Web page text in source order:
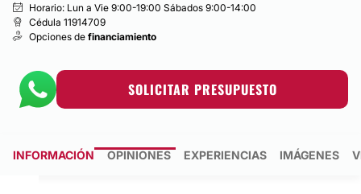
Horario: Lun a Vie 9:00-19:00 Sábados 9:00-14:00
Cédula 11914709
Opciones de financiamiento
SOLICITAR PRESUPUESTO
INFORMACIÓN OPINIONES EXPERIENCIAS IMÁGENES